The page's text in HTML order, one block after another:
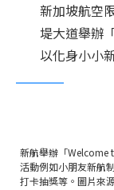
新加坡航空
堤大道舉辦
以化身小小
新航舉辦「Welcome
活動例如小朋友新航
打卡抽獎等。圖片來